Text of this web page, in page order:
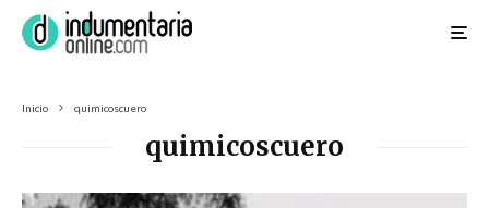
Inicio quimicoscuero
quimicoscuero